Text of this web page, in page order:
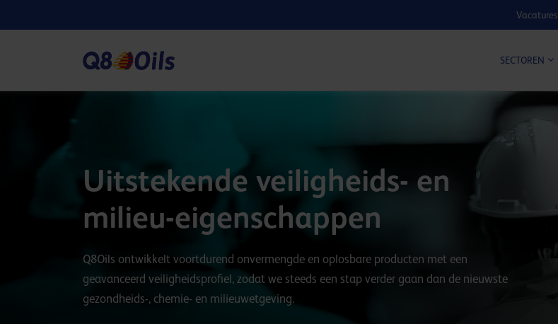
Vacatures
SECTOREN
Uitstekende veiligheids- en
milieu-eigenschappen
Q8Oils ontwikkelt voortdurend onvermengde en oplosbare producten met een
geavanceerd veiligheidsprofiel, zodat we steeds een stap verder gaan dan de nieuwste
gezondheids-, chemie- en milieuwetgeving.